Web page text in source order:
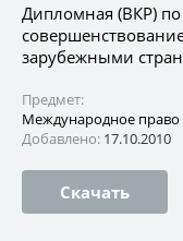
Дипломная (ВКР)
зарубежными
Предмет:
Международное право
Добавлено: 17.10.2010
Скачать